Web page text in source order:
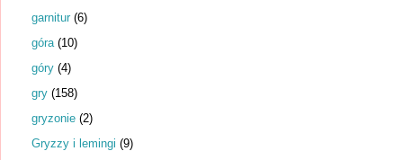
garnitur (6)
góra (10)
góry (4)
gry (158)
gryzonie (2)
Gryzzy i lemingi (9)